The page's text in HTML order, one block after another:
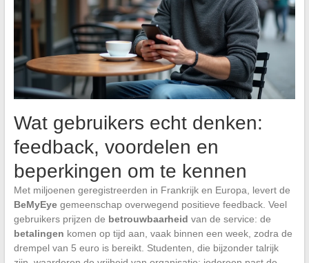
Wat gebruikers echt denken:
feedback, voordelen en
beperkingen om te kennen
Met miljoenen geregistreerden in Frankrijk en Europa, levert de
BeMyEyegemeenschap overwegend positieve feedback. Veel
gebruikers prijzen de betrouwbaarheid van de service: de
betalingen komen op tijd aan, vaak binnen een week, zodra de
drempel van 5 euro is bereikt. Studenten, die bijzonder talrijk